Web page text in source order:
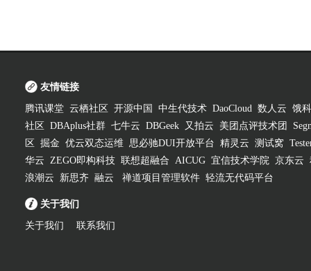
友情链接
腾讯课堂 云栖社区 开源中国 中生代技术 DaoCloud 数人云 饿
社区
DBAplus社群 七牛云 DBGeek 又拍云 美团点评技术团
区
掘金 优云双态运维 思必驰DUI开放平台 精灵云 测试窝
华云 ZEGO即构科技 联想超融合 AICUG 宜信技术学院 京东云
浪潮云
新思齐 融云 禅道项目管理软件 轻流无代码平台
关于我们
关于我们 联系我们